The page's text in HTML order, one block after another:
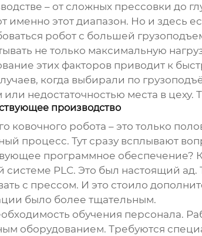
– от сложных прессовки до
именно этот диапазон. Но и здесь
робот с большей
не только максимальную
этих факторов приводит к
когда выбирали по
недостаточностью места в цеху.
производство
ковочного робота – это только
процесс. Тут сразу всплывают
программное обеспечение?
PLC. Это был настоящий
с прессом. И это стоило
было более тщательным.
обучения персонала.
оборудованием. Требуются